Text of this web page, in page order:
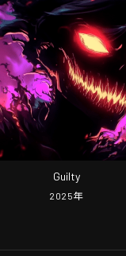
Guilty
2025年